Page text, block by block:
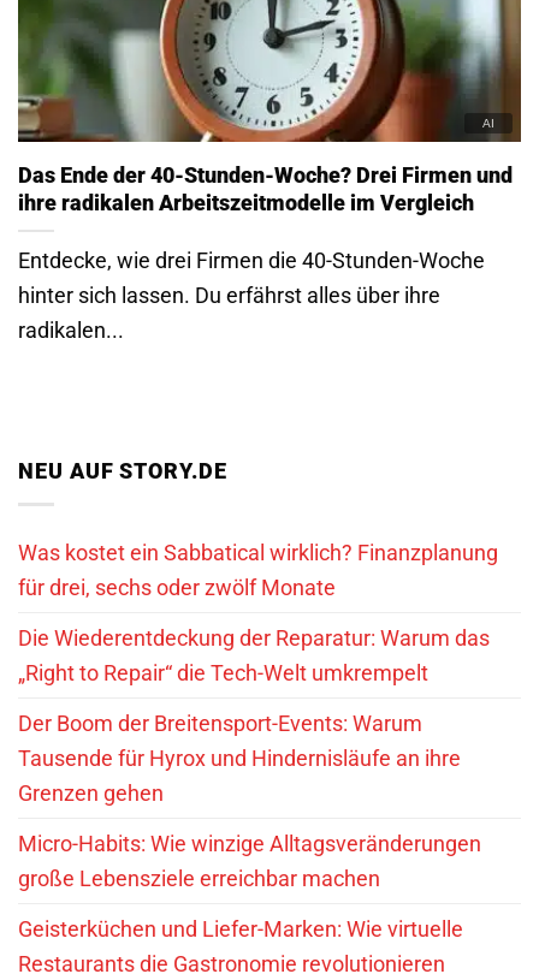
Das Ende der 40-Stunden-Woche? Drei Firmen und
ihre radikalen Arbeitszeitmodelle im Vergleich
Entdecke, wie drei Firmen die 40-Stunden-Woche
hinter sich lassen. Du erfährst alles über ihre
radikalen...
NEU AUF STORY.DE
Was kostet ein Sabbatical wirklich? Finanzplanung
für drei, sechs oder zwölf Monate
Die Wiederentdeckung der Reparatur: Warum das
„Right to Repair“ die Tech-Welt umkrempelt
Der Boom der Breitensport-Events: Warum
Tausende für Hyrox und Hindernisläufe an ihre
Grenzen gehen
Micro-Habits: Wie winzige Alltagsveränderungen
große Lebensziele erreichbar machen
Geisterküchen und Liefer-Marken: Wie virtuelle
Restaurants die Gastronomie revolutionieren